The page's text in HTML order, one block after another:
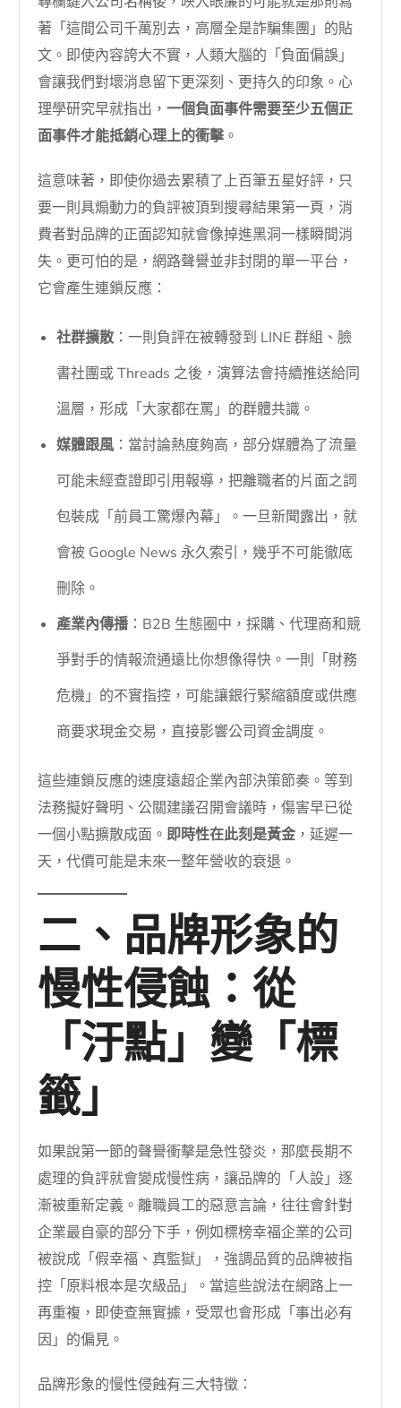
著「這間公司千萬別去，高層全是詐騙集團」的貼
文。即使內容誇大不實，人類大腦的「負面偏誤」
會讓我們對壞消息留下更深刻、更持久的印象。心
理學研究早就指出，一個負面事件需要至少五個正
面事件才能抵銷心理上的衝擊。
這意味著，即使你過去累積了上百筆五星好評，只
要一則具煽動力的負評被頂到搜尋結果第一頁，消
費者對品牌的正面認知就會像掉進黑洞一樣瞬間消
失。更可怕的是，網路聲譽並非封閉的單一平台，
它會產生連鎖反應：
社群擴散 ：一則負評在被轉發到 LINE 群組、臉
書社團或 Threads 之後，演算法會持續推送給同
溫層，形成「大家都在罵」的群體共識。
媒體跟風 ：當討論熱度夠高，部分媒體為了流量
可能未經查證即引用報導，把離職者的片面之詞
包裝成「前員工驚爆內幕」。一旦新聞露出，就
會被 Google News 永久索引，幾乎不可能徹底
刪除。
產業內傳播 ：B2B 生態圈中，採購、代理商和競
爭對手的情報流通遠比你想像得快。一則「財務
危機」的不實指控，可能讓銀行緊縮額度或供應
商要求現金交易，直接影響公司資金調度。
這些連鎖反應的速度遠超企業內部決策節奏。等到
法務擬好聲明、公關建議召開會議時，傷害早已從
一個小點擴散成面。 即時性在此刻是黃金 ，延遲一
天，代價可能是未來一整年營收的衰退。
二、品牌形象的
慢性侵蝕：從
「汙點」變「標
籤」
如果說第一節的聲譽衝擊是急性發炎，那麼長期不
處理的負評就會變成慢性病，讓品牌的「人設」逐
漸被重新定義。離職員工的惡意言論，往往會針對
企業最自豪的部分下手，例如標榜幸福企業的公司
被說成「假幸福、真監獄」，強調品質的品牌被指
控「原料根本是次級品」。當這些說法在網路上一
再重複，即使查無實據，受眾也會形成「事出必有
因」的偏見。
品牌形象的慢性侵蝕有三大特徵：